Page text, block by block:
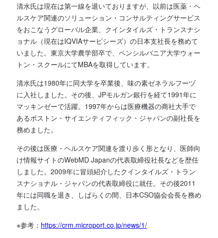
清水氏は現在は第一線を退いておりますが、以前は医薬・ヘ
ルスケア関連のソリューション・コンサルティングサービス
をおこなうグローバル企業、クインタイルズ・トランスナシ
ョナル（現在はIQVIAサービシーズ）の日本支社長を務めて
いました。東京大学農学部卒で、ペンシルバニア大学ウォー
トン・スクールにてMBAを取得しています。
清水氏は1980年に同大学を卒業後、味の素ゼネラルフーヅ
に入社しました。その後、JPモルガン銀行を経て1991年に
マッキンゼーで活躍。1997年からは医療機器の商社大手で
あるボストン・サイエンティフィック・ジャパンの副社長を
務めました。
その後は医療・ヘルスケア関連を渡り歩く形となり、医師向
け情報サイトのWebMD Japanの代表取締役社長などを歴任
しました。2009年に冒頭紹介したクインタイルズ・トラン
スナショナル・ジャパンの代表取締役に就任。その後2011
年には同職を退き、しばらくの間、日本CSO協会会長を務め
ました。
※参考： https://crm.microport.co.jp/news/1/